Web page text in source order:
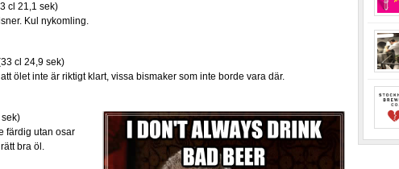
cl 21,1 sek)
Kul nykomling.
cl 24,9 sek)
ölet inte är riktigt klart, vissa bismaker som inte borde vara där.
färdig utan osar
bra öl.